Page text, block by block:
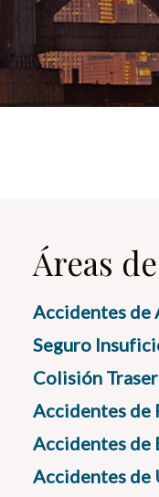
Áreas
Accidentes de
Seguro
Colisión
Accidentes de
Accidentes de
Accidentes de